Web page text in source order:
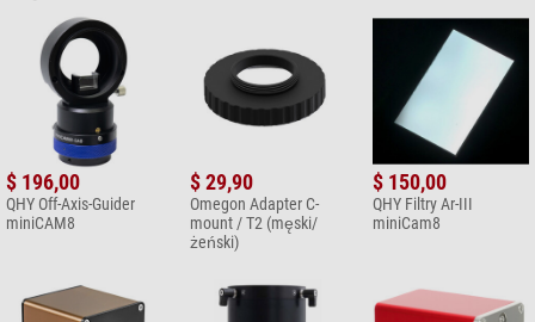
$ 196,00
QHY Off-Axis-Guider
miniCAM8
$ 29,90
Omegon Adapter C-
mount / T2 (męski/
żeński)
$ 150,00
QHY Filtry Ar-III
miniCam8